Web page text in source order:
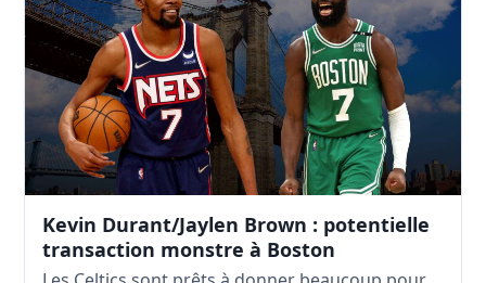
Kevin Durant/Jaylen Brown : potentielle
transaction monstre à Boston